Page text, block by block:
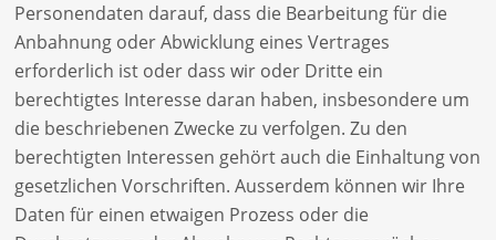
Personendaten darauf, dass die Bearbeitung für die
Anbahnung oder Abwicklung eines Vertrages
erforderlich ist oder dass wir oder Dritte ein
berechtigtes Interesse daran haben, insbesondere um
die beschriebenen Zwecke zu verfolgen. Zu den
berechtigten Interessen gehört auch die Einhaltung von
gesetzlichen Vorschriften. Ausserdem können wir Ihre
Daten für einen etwaigen Prozess oder die